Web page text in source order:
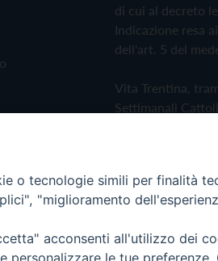
di cui al decreto
Indicazione resa
dell'art. 5 del
Vita Trentina,
Settimanali
Privacy Policy
- Vita Trentina Editrice
o tecnologie simili per finalità
"miglioramento
acconsenti all'utilizzo dei